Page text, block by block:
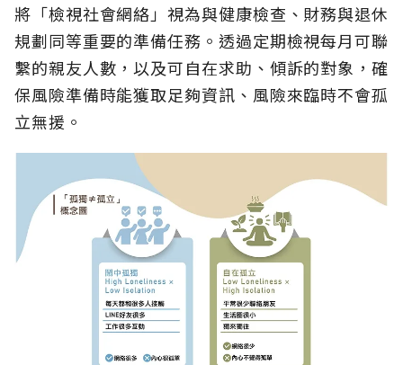
將「檢視社會網絡」視為與健康檢查、財務與退休
規劃同等重要的準備任務。透過定期檢視每月可聯
繫的親友人數，以及可自在求助、傾訴的對象，確
保風險準備時能獲取足夠資訊、風險來臨時不會孤
立無援。